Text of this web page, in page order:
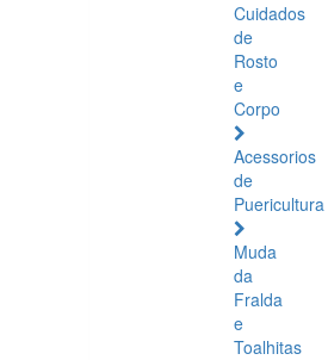
Cuidados
de
Rosto
e
Corpo
Acessorios
de
Puericultura
Muda
da
Fralda
e
Toalhitas